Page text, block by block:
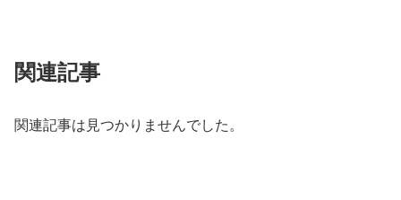
関連記事
関連記事は見つかりませんでした。